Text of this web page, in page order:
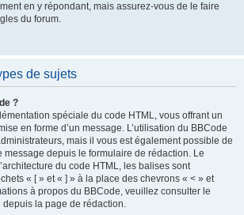
en y répondant, mais assurez-vous de le faire
du forum.
de sujets
?
spéciale du code HTML, vous offrant un
en forme d’un message. L’utilisation du BBCode
mais il vous est également possible de
message depuis le formulaire de rédaction. Le
du code HTML, les balises sont
« [ » et « ] » à la place des chevrons « < » et
à propos du BBCode, veuillez consulter le
la page de rédaction.